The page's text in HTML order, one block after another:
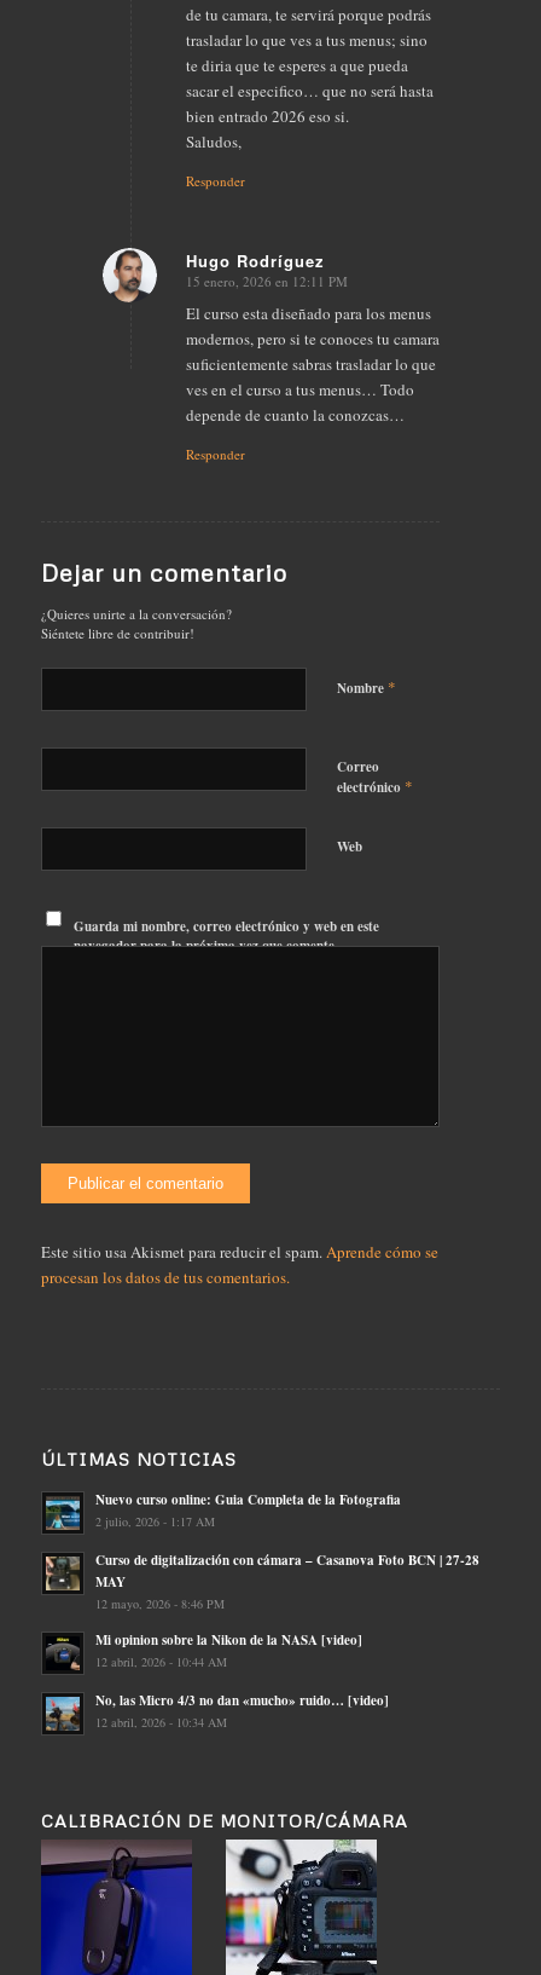
de tu camara, te servirá porque podrás
trasladar lo que ves a tus menus; sino
te diria que te esperes a que pueda
sacar el especifico… que no será hasta
bien entrado 2026 eso si.
Saludos,
Responder
Hugo Rodríguez
Dice:
15 enero, 2026 en 12:11 PM
El curso esta diseñado para los menus
modernos, pero si te conoces tu camara
suficientemente sabras trasladar lo que
ves en el curso a tus menus… Todo
depende de cuanto la conozcas…
Responder
Dejar un comentario
¿Quieres unirte a la conversación?
Siéntete libre de contribuir!
Nombre *
Correo
electrónico *
Web
Guarda mi nombre, correo electrónico y web en este
navegador para la próxima vez que comente.
Este sitio usa Akismet para reducir el spam.Aprende cómo se
procesan los datos de tus comentarios.
ÚLTIMAS NOTICIAS
Nuevo curso online: Guia Completa de la Fotografia
2 julio, 2026 - 1:17 AM
Curso de digitalización con cámara – Casanova Foto BCN | 27-28
MAY
12 mayo, 2026 - 8:46 PM
Mi opinion sobre la Nikon de la NASA [video]
12 abril, 2026 - 10:44 AM
No, las Micro 4/3 no dan «mucho» ruido… [video]
12 abril, 2026 - 10:34 AM
CALIBRACIÓN DE MONITOR/CÁMARA